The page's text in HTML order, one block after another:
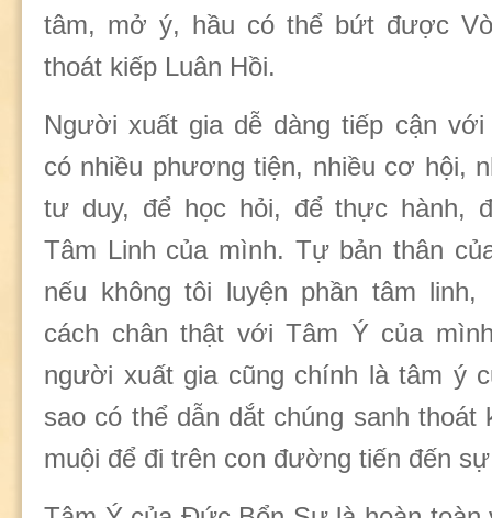
tâm, mở ý, hầu có thể bứt được
thoát kiếp Luân Hồi.
Người xuất gia dễ dàng tiếp cận
có nhiều phương tiện, nhiều cơ hội,
tư duy, để học hỏi, để thực hành,
Tâm Linh của mình. Tự bản thân
nếu không tôi luyện phần tâm linh,
cách chân thật với Tâm Ý của
người xuất gia cũng chính là tâm ý
sao có thể dẫn dắt chúng sanh thoát
muội để đi trên con đường tiến đến